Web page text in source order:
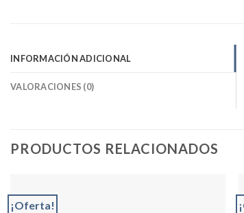
INFORMACIÓN ADICIONAL
VALORACIONES (0)
PRODUCTOS RELACIONADOS
¡Oferta!